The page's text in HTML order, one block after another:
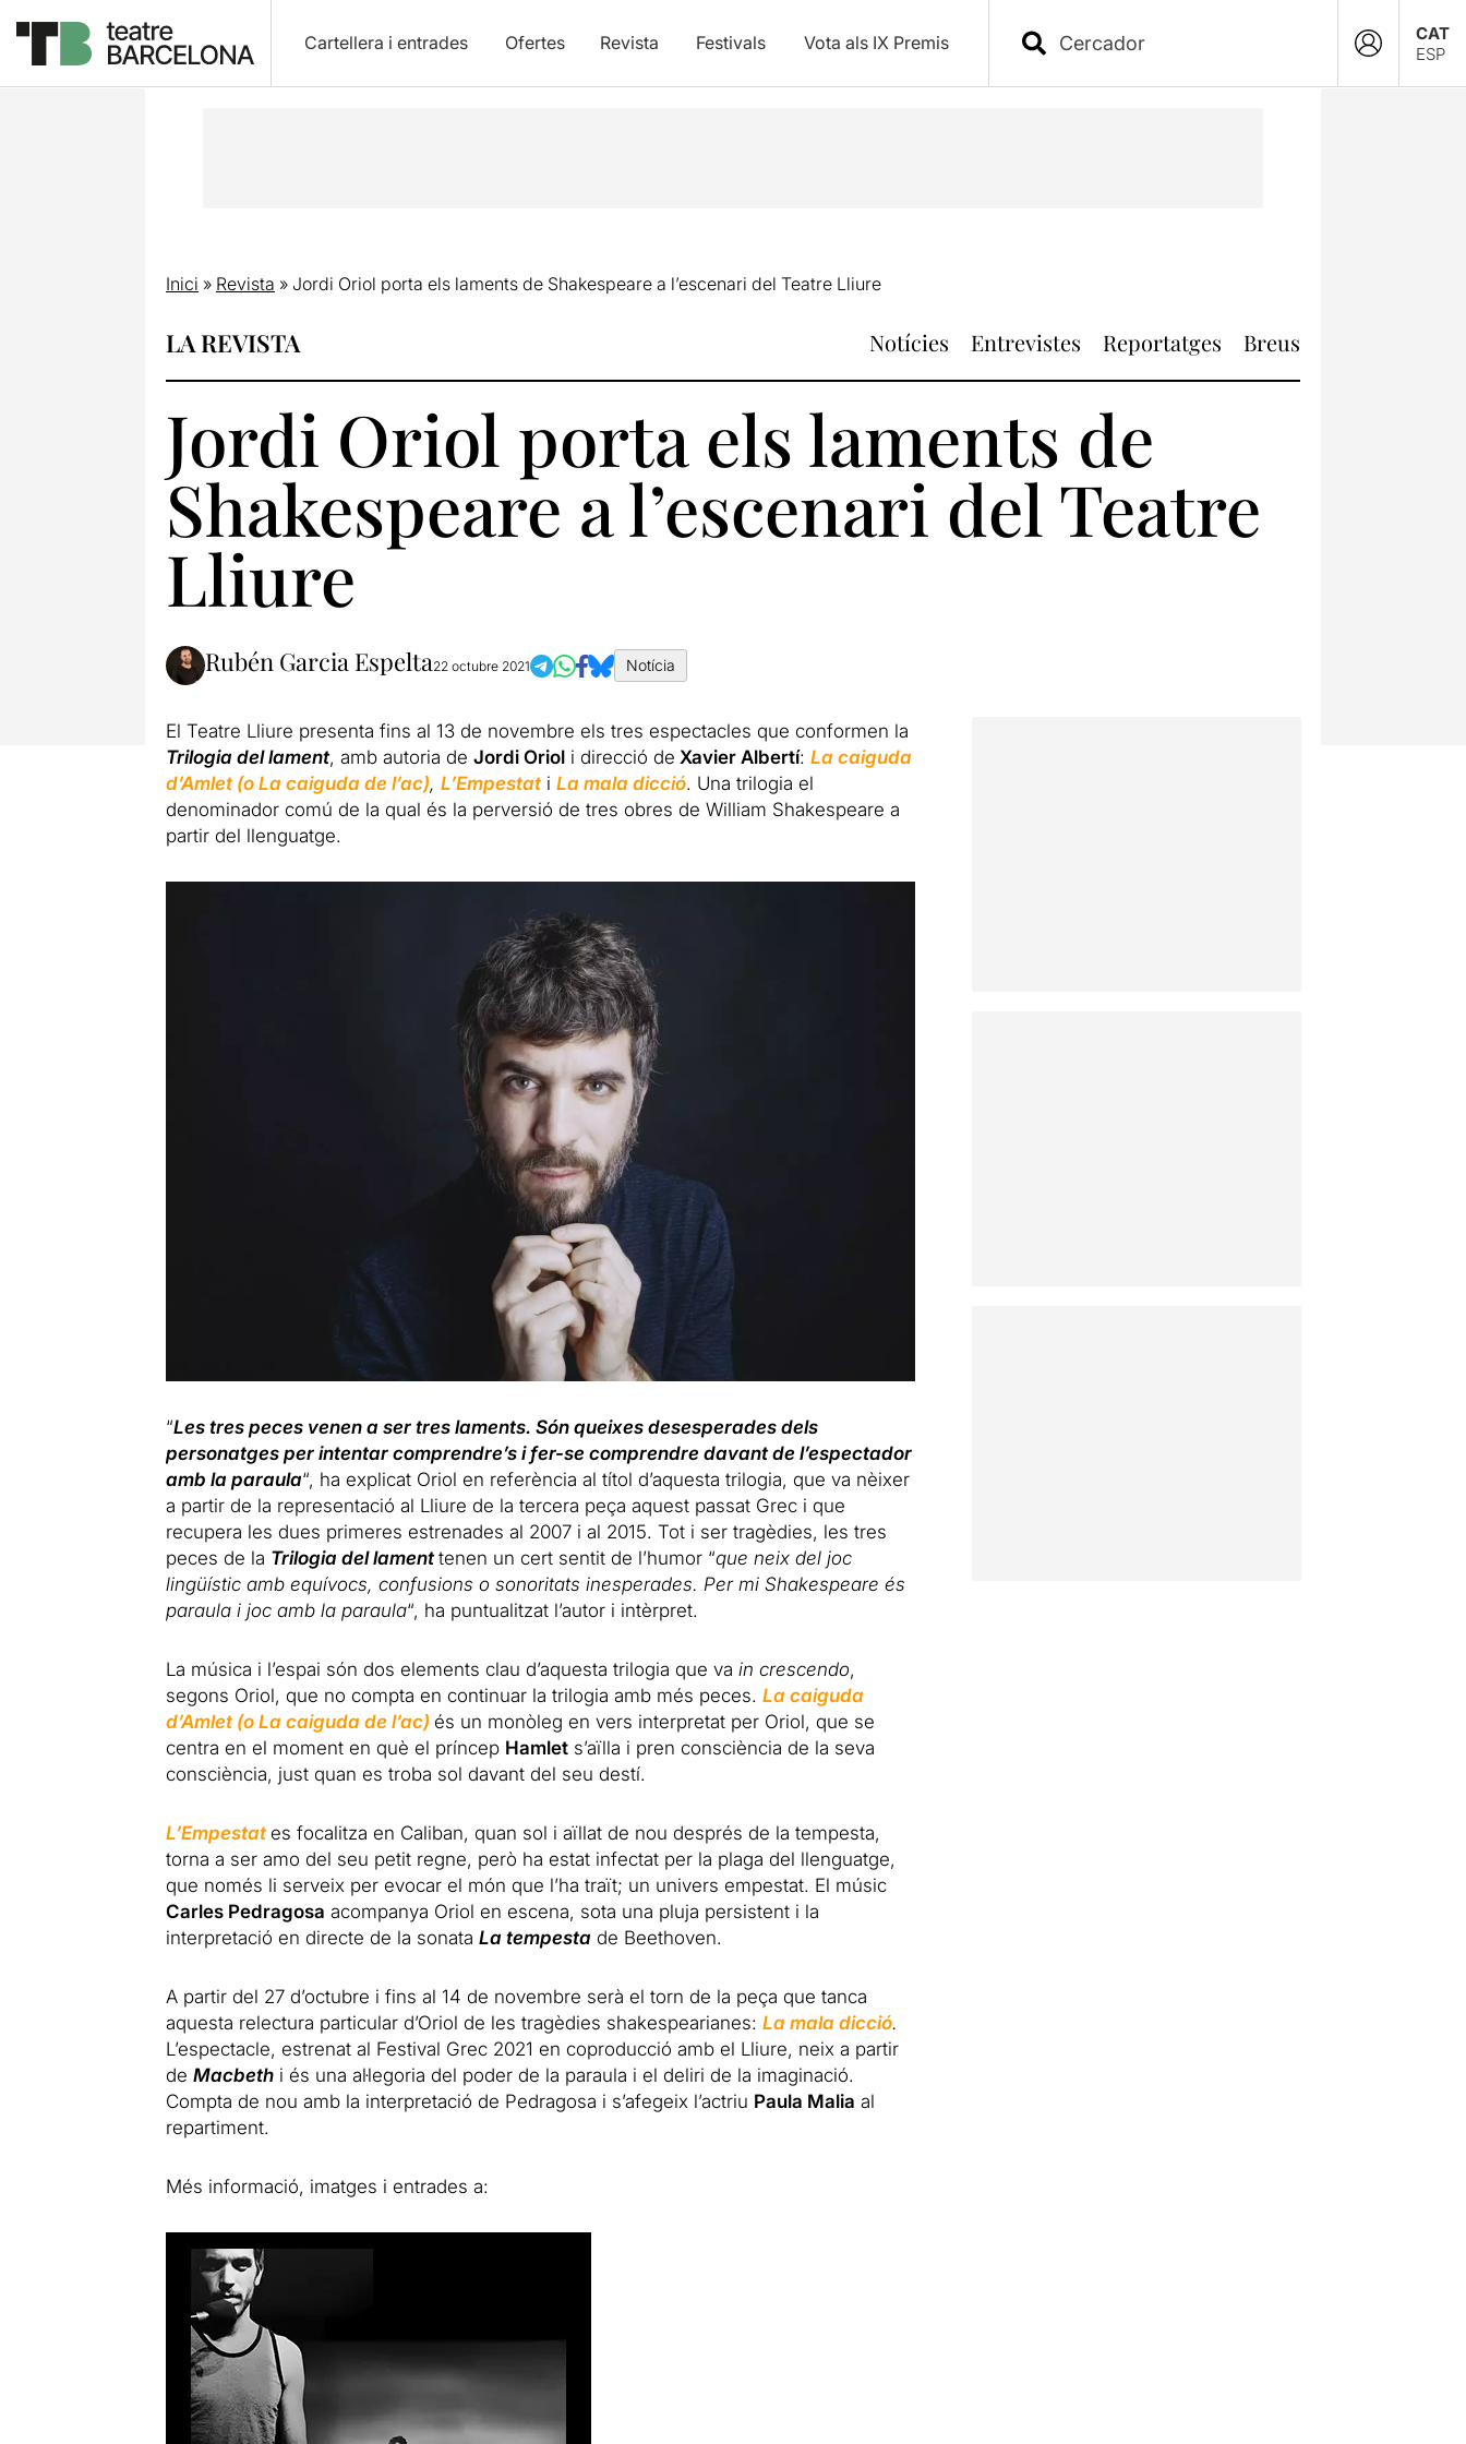
Cartellera i entrades Ofertes Revista Festivals Vota als IX Premis
CAT
ESP
Inici » Revista » Jordi Oriol porta els laments de Shakespeare a l’escenari del Teatre Lliure
LA REVISTA Notícies Entrevistes Reportatges Breus
Jordi Oriol porta els laments de
Shakespeare a l’escenari del Teatre
Lliure
Rubén Garcia Espelta22 octubre 2021 Notícia
El Teatre Lliure presenta fins al 13 de novembre els tres espectacles que conformen la
Trilogia del lament, amb autoria de Jordi Orioli direcció de Xavier Albertí: La caiguda
d’Amlet (o La caiguda de l’ac), L’Empestati La mala dicció. Una trilogia el
denominador comú de la qual és la perversió de tres obres de William Shakespeare a
partir del llenguatge.
“Les tres peces venen a ser tres laments. Són queixes desesperades dels
personatges per intentar comprendre’s i fer-se comprendre davant de l’espectador
amb la paraula“, ha explicat Oriol en referència al títol d’aquesta trilogia, que va nèixer
a partir de la representació al Lliure de la tercera peça aquest passat Grec i que
recupera les dues primeres estrenades al 2007 i al 2015. Tot i ser tragèdies, les tres
peces de la Trilogia del lament tenen un cert sentit de l’humor “que neix del joc
lingüístic amb equívocs, confusions o sonoritats inesperades. Per mi Shakespeare és
paraula i joc amb la paraula“, ha puntualitzat l’autor i intèrpret.
La música i l’espai són dos elements clau d’aquesta trilogia que va in crescendo,
segons Oriol, que no compta en continuar la trilogia amb més peces. La caiguda
d’Amlet (o La caiguda de l’ac) és un monòleg en vers interpretat per Oriol, que se
centra en el moment en què el príncep Hamlets’aïlla i pren consciència de la seva
consciència, just quan es troba sol davant del seu destí.
L’Empestates focalitza en Caliban, quan sol i aïllat de nou després de la tempesta,
torna a ser amo del seu petit regne, però ha estat infectat per la plaga del llenguatge,
que només li serveix per evocar el món que l’ha traït; un univers empestat. El músic
Carles Pedragosa acompanya Oriol en escena, sota una pluja persistent i la
interpretació en directe de la sonata La tempesta de Beethoven.
A partir del 27 d’octubre i fins al 14 de novembre serà el torn de la peça que tanca
aquesta relectura particular d’Oriol de les tragèdies shakespearianes: La mala dicció.
L’espectacle, estrenat al Festival Grec 2021 en coproducció amb el Lliure, neix a partir
de Macbethi és una al·legoria del poder de la paraula i el deliri de la imaginació.
Compta de nou amb la interpretació de Pedragosa i s’afegeix l’actriu Paula Malia al
repartiment.
Més informació, imatges i entrades a: